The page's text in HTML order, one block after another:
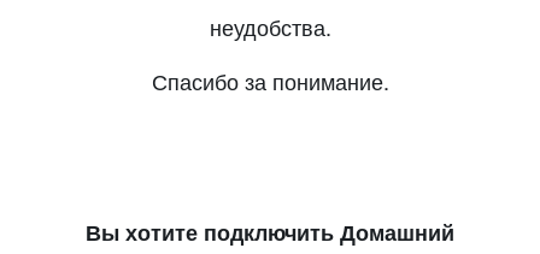
неудобства.
Спасибо за понимание.
Вы хотите подключить Домашний